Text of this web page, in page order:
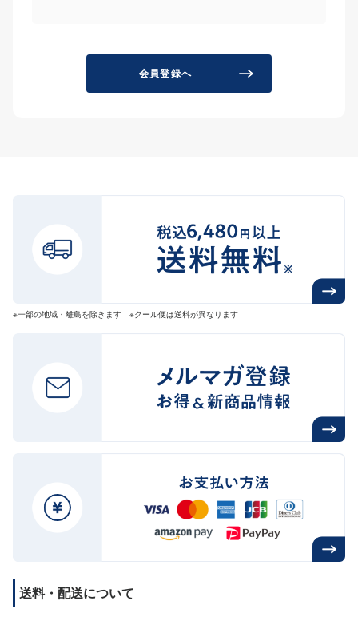
会員登録へ
※一部の地域・離島を除きます ※クール便は送料が異なります
送料・配送について